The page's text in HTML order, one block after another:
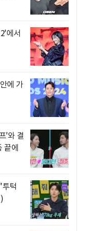
에서
에 가
'와 결
끝에
턱